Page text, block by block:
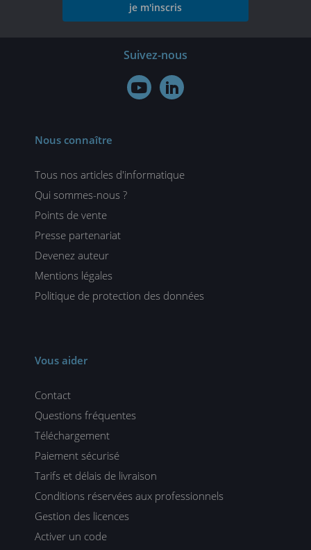
je m'inscris
Suivez-nous
 
Nous connaître
Tous nos articles d'informatique
Qui sommes-nous ?
Points de vente
Presse partenariat
Devenez auteur
Mentions légales
Politique de protection des données
Vous aider
Contact
Questions fréquentes
Téléchargement
Paiement sécurisé
Tarifs et délais de livraison
Conditions réservées aux professionnels
Gestion des licences
Activer un code